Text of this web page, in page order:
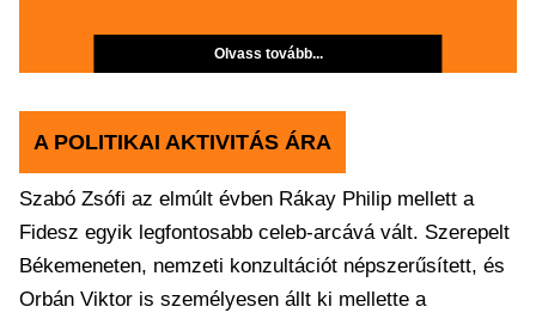
Olvass tovább...
A POLITIKAI AKTIVITÁS ÁRA
Szabó Zsófi az elmúlt évben Rákay Philip mellett a
Fidesz egyik legfontosabb celeb-arcává vált. Szerepelt
Békemeneten, nemzeti konzultációt népszerűsített, és
Orbán Viktor is személyesen állt ki mellette a